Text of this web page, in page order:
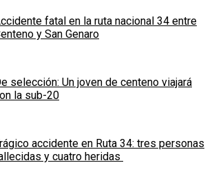
fatal en la ruta nacional 34 entre
y San Genaro
selección: Un joven de centeno viajará
la sub-20
accidente en Ruta 34: tres personas
y cuatro heridas